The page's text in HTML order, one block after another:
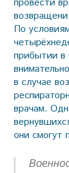
провести
По
прибытии в
в случае
врачам.
они смогут